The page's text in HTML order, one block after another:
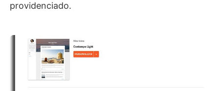
providenciado.